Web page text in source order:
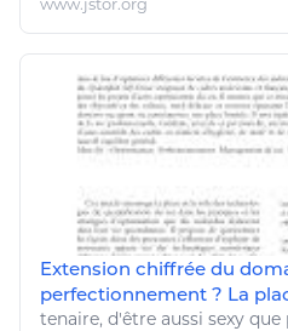
Extension chiffrée du
perfectionnement ? La
tenaire, d'être aussi sexy que